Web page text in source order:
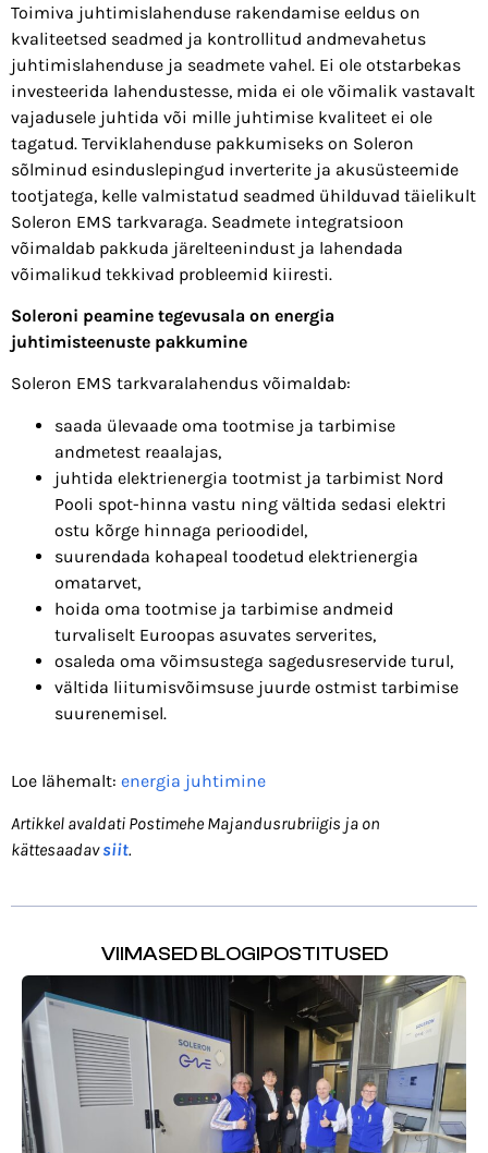
Toimiva juhtimislahenduse rakendamise eeldus on
kvaliteetsed seadmed ja kontrollitud andmevahetus
juhtimislahenduse ja seadmete vahel. Ei ole otstarbekas
investeerida lahendustesse, mida ei ole võimalik vastavalt
vajadusele juhtida või mille juhtimise kvaliteet ei ole
tagatud. Terviklahenduse pakkumiseks on Soleron
sõlminud esinduslepingud inverterite ja akusüsteemide
tootjatega, kelle valmistatud seadmed ühilduvad täielikult
Soleron EMS tarkvaraga. Seadmete integratsioon
võimaldab pakkuda järelteenindust ja lahendada
võimalikud tekkivad probleemid kiiresti.
Soleroni peamine tegevusala on energia
juhtimisteenuste pakkumine
Soleron EMS tarkvaralahendus võimaldab:
saada ülevaade oma tootmise ja tarbimise
andmetest reaalajas,
juhtida elektrienergia tootmist ja tarbimist Nord
Pooli spot-hinna vastu ning vältida sedasi elektri
ostu kõrge hinnaga perioodidel,
suurendada kohapeal toodetud elektrienergia
omatarvet,
hoida oma tootmise ja tarbimise andmeid
turvaliselt Euroopas asuvates serverites,
osaleda oma võimsustega sagedusreservide turul,
vältida liitumisvõimsuse juurde ostmist tarbimise
suurenemisel.
Loe lähemalt: energia juhtimine
Artikkel avaldati Postimehe Majandusrubriigis ja on
kättesaadavsiit.
VIIMASED BLOGIPOSTITUSED